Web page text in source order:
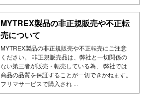
MYTREX製品の非正規販売や不正転
売について
MYTREX製品の非正規販売や不正転売にご注意
ください。 非正規販売品は、弊社と一切関係の
ない第三者が販売・転売している為、 弊社では
商品の品質を保証することが一切できかねます。
フリマサービスで購入され ...